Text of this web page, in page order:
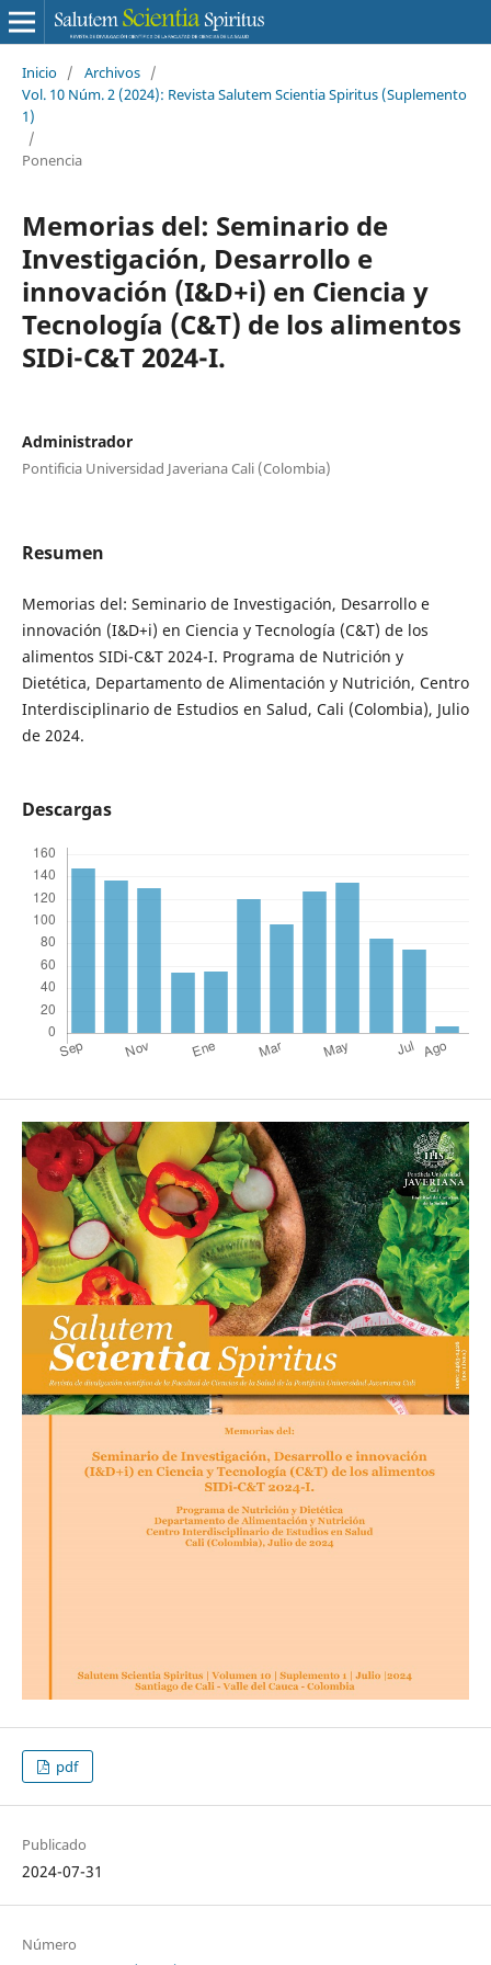
Inicio / Archivos /
Vol. 10 Núm. 2 (2024): Revista Salutem Scientia Spiritus (Suplemento
1)
/
Ponencia
Memorias del: Seminario de
Investigación, Desarrollo e
innovación (I&D+i) en Ciencia y
Tecnología (C&T) de los alimentos
SIDi-C&T 2024-I.
Administrador
Pontificia Universidad Javeriana Cali (Colombia)
Resumen
Memorias del: Seminario de Investigación, Desarrollo e
innovación (I&D+i) en Ciencia y Tecnología (C&T) de los
alimentos SIDi-C&T 2024-I. Programa de Nutrición y
Dietética, Departamento de Alimentación y Nutrición, Centro
Interdisciplinario de Estudios en Salud, Cali (Colombia), Julio
de 2024.
Descargas
pdf
Publicado
2024-07-31
Número